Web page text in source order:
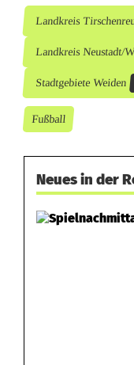
Landkreis
Landkreis Neustadt/
Stadtgebiete Weiden
Fußball
Neues in der